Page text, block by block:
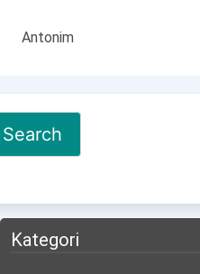
Antonim
Kategori